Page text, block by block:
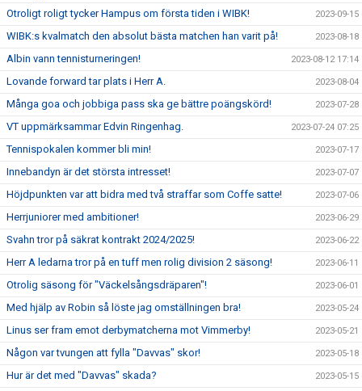
Otroligt roligt tycker Hampus om första tiden i WIBK! 2023-09-15
WIBK:s kvalmatch den absolut bästa matchen han varit på! 2023-08-18
Albin vann tennisturneringen! 2023-08-12 17:14
Lovande forward tar plats i Herr A. 2023-08-04
Många goa och jobbiga pass ska ge bättre poängskörd! 2023-07-28
VT uppmärksammar Edvin Ringenhag. 2023-07-24 07:25
Tennispokalen kommer bli min! 2023-07-17
Innebandyn är det största intresset! 2023-07-07
Höjdpunkten var att bidra med två straffar som Coffe satte! 2023-07-06
Herrjuniorer med ambitioner! 2023-06-29
Svahn tror på säkrat kontrakt 2024/2025! 2023-06-22
Herr A ledarna tror på en tuff men rolig division 2 säsong! 2023-06-11
Otrolig säsong för "Väckelsångsdräparen"! 2023-06-01
Med hjälp av Robin så löste jag omställningen bra! 2023-05-24
Linus ser fram emot derbymatcherna mot Vimmerby! 2023-05-21
Någon var tvungen att fylla "Davvas" skor! 2023-05-18
Hur är det med "Davvas" skada? 2023-05-15